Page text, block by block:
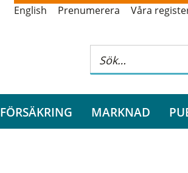
English Prenumerera Våra
FÖRSÄKRING MARKNAD